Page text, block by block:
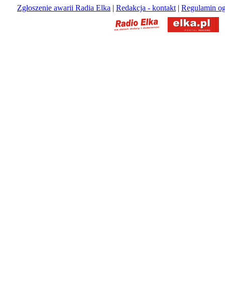
Zgłoszenie awarii Radia Elka | Redakcja - kontakt | Regulamin